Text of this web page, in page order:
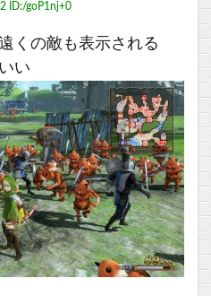
ID:/goP1nj+0
くの敵も表示される
い